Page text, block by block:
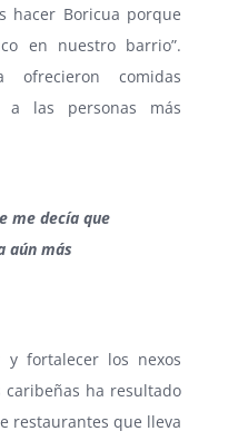
hacer Boricua porque
en nuestro barrio”.
ofrecieron comidas
a las personas más
me decía que
aún más
y fortalecer los nexos
ha resultado
restaurantes que lleva